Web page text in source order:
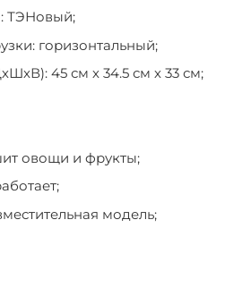
ТЭНовый;
горизонтальный;
45 см х 34.5 см х 33 см;
овощи и фрукты;
модель;